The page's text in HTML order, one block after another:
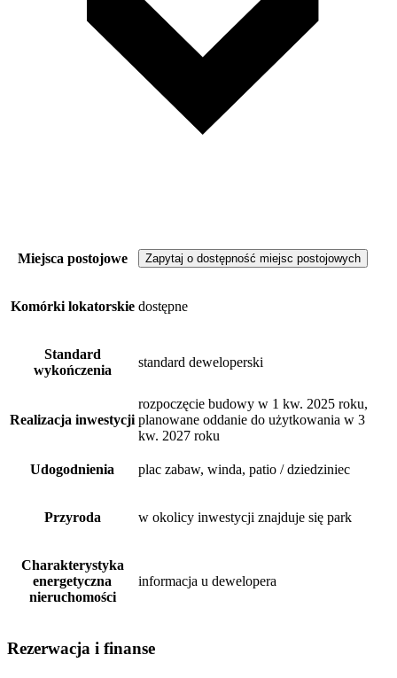
Miejsca postojowe Zapytaj o dostępność miejsc postojowych
Komórki lokatorskie dostępne
Standard
wykończenia
standard deweloperski
Realizacja inwestycji
rozpoczęcie budowy w 1 kw. 2025 roku,
planowane oddanie do użytkowania w 3
kw. 2027 roku
Udogodnienia plac zabaw, winda, patio / dziedziniec
Przyroda w okolicy inwestycji znajduje się park
Charakterystyka
energetyczna
nieruchomości
informacja u dewelopera
Rezerwacja i finanse